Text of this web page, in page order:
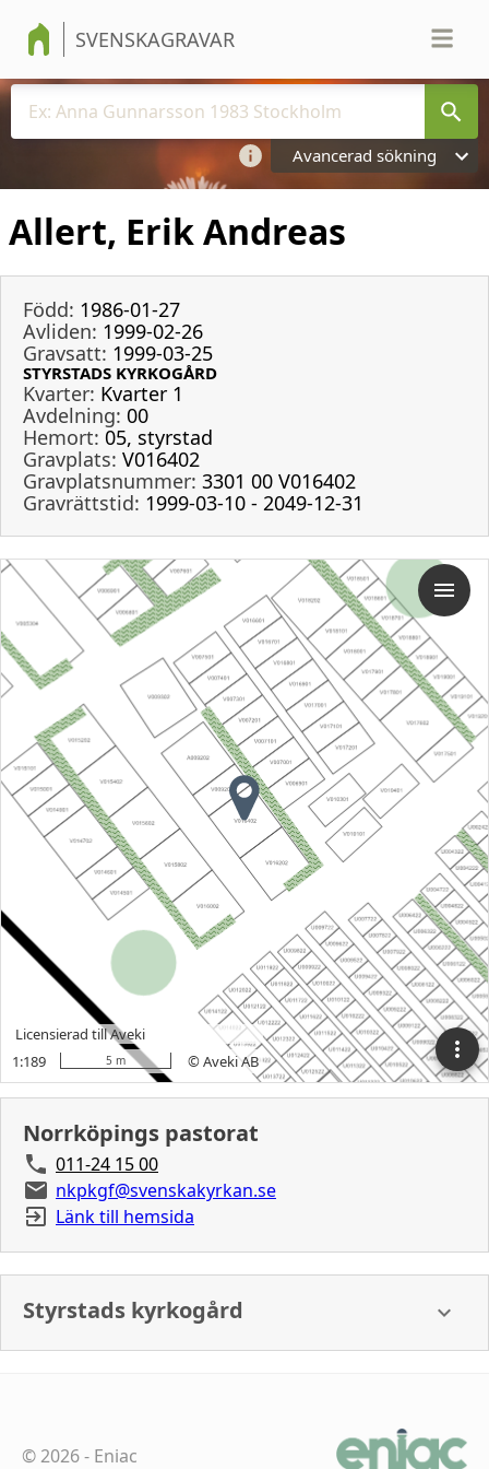
SVENSKAGRAVAR
Avancerad sökning
Allert, Erik Andreas
Född: 1986-01-27
Avliden: 1999-02-26
Gravsatt: 1999-03-25
STYRSTADS KYRKOGÅRD
Kvarter: Kvarter 1
Avdelning: 00
Hemort: 05, styrstad
Gravplats: V016402
Gravplatsnummer: 3301 00 V016402
Gravrättstid: 1999-03-10 - 2049-12-31
Norrköpings pastorat
011-24 15 00
nkpkgf@svenskakyrkan.se
Länk till hemsida
Styrstads kyrkogård
©2026- Eniac